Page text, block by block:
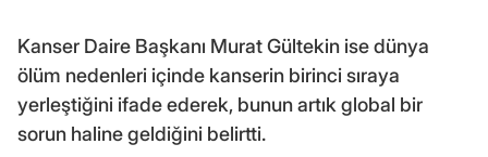
Kanser Daire Başkanı Murat Gültekin ise dünya
ölüm nedenleri içinde kanserin birinci sıraya
yerleştiğini ifade ederek, bunun artık global bir
sorun haline geldiğini belirtti.